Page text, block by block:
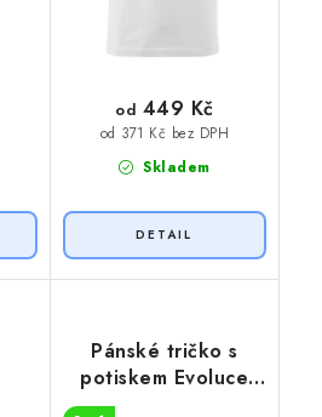
Skladem
od 371 Kč bez DPH
od 449 Kč
Pánské tričko s
potiskem Evoluce